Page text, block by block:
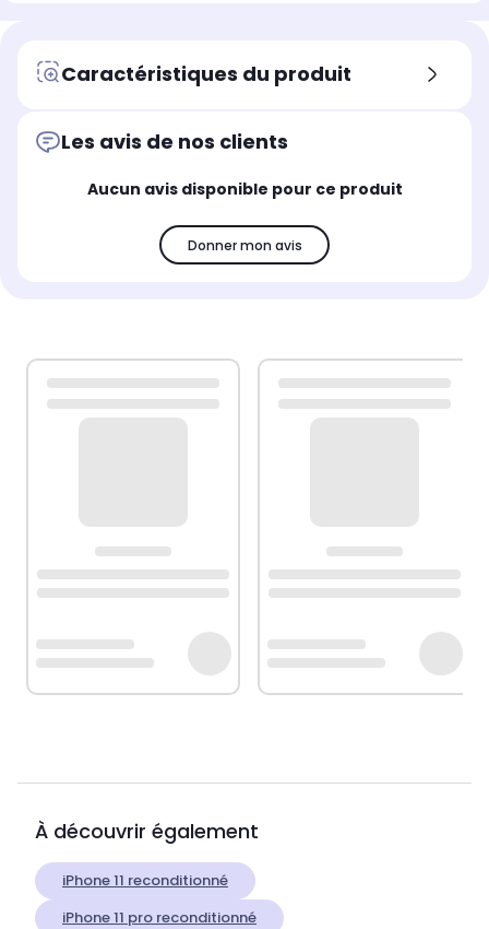
Caractéristiques du produit
Les avis de nos clients
Aucun avis disponible pour ce produit
Donner mon avis
À découvrir également
iPhone 11 reconditionné
iPhone 11 pro reconditionné